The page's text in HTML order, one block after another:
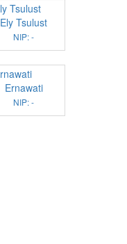
Ely Tsulust
NIP: -
Ernawati
NIP: -